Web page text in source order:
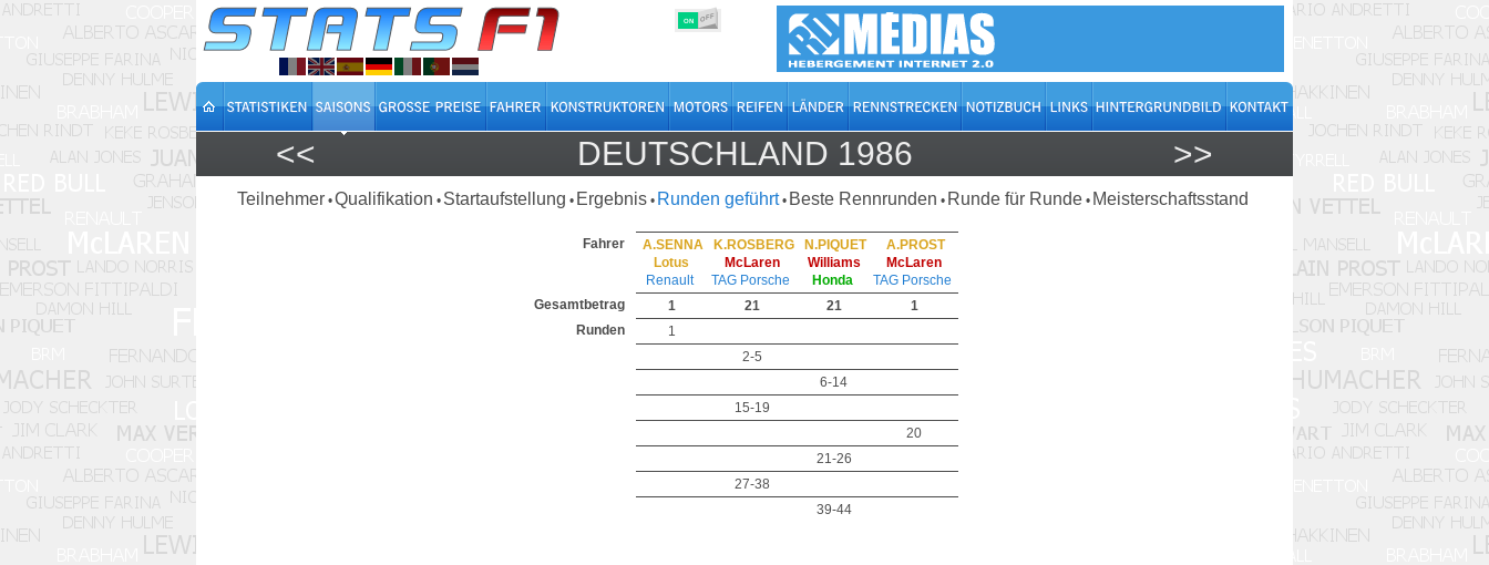
ON OFF
<< DEUTSCHLAND 1986 >>
Teilnehmer •Qualifikation • Startaufstellung • Ergebnis • Runden geführt • Beste Rennrunden • Runde für Runde • Meisterschaftsstand
Fahrer
A.SENNA
Lotus
Renault
K.ROSBERG
McLaren
TAG Porsche
N.PIQUET
Williams
Honda
A.PROST
McLaren
TAG Porsche
Gesamtbetrag
1 21 21
1
Runden
1
2-5
6-14
15-19
20
21-26
27-38
39-44